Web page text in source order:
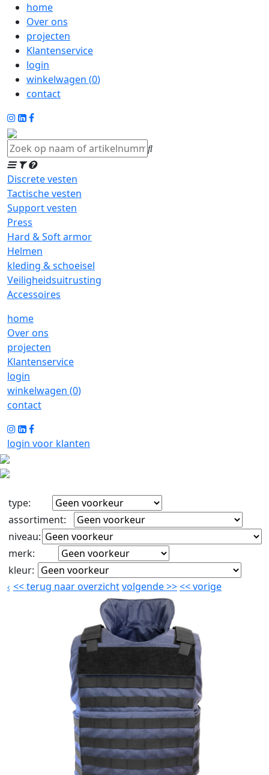
home
Over ons
projecten
Klantenservice
login
winkelwagen (0)
contact
Discrete vesten
Tactische vesten
Support vesten
Press
Hard & Soft armor
Helmen
kleding & schoeisel
Veiligheidsuitrusting
Accessoires
home
Over ons
projecten
Klantenservice
login
winkelwagen (0)
contact
login voor klanten
type:
assortiment:
niveau:
merk:
kleur:
<<terug naar overzichtvolgende>><<vorige